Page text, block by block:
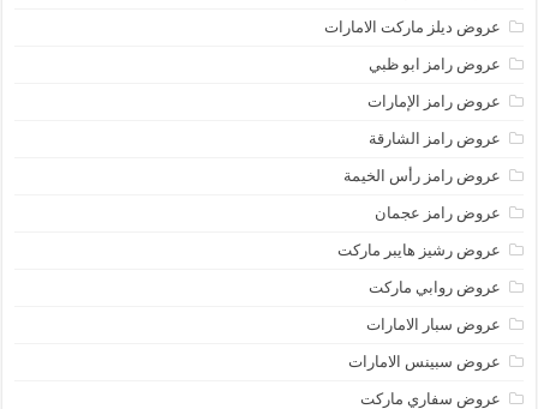
عروض ديلز ماركت الامارات
عروض رامز ابو ظبي
عروض رامز الإمارات
عروض رامز الشارقة
عروض رامز رأس الخيمة
عروض رامز عجمان
عروض رشيز هايبر ماركت
عروض روابي ماركت
عروض سبار الامارات
عروض سبينس الامارات
عروض سفاري ماركت